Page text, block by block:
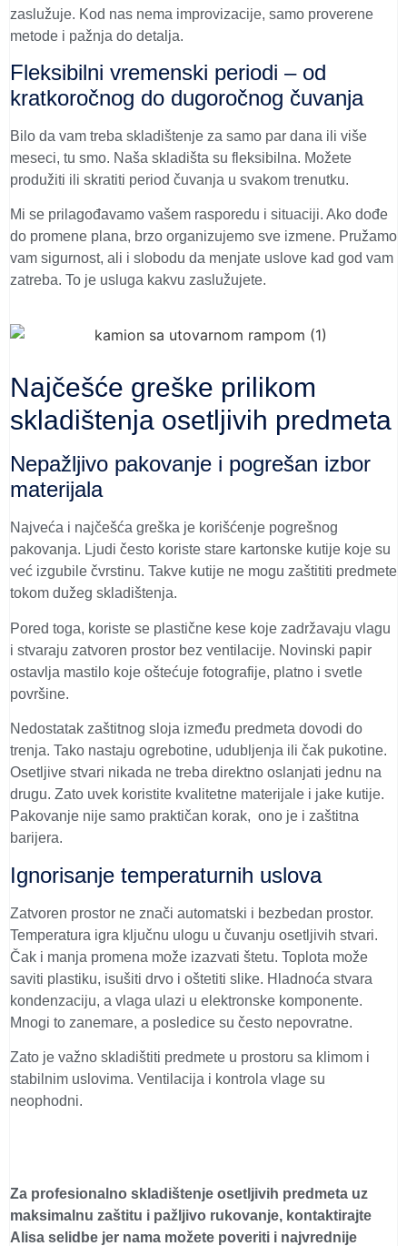
zaslužuje. Kod nas nema improvizacije, samo proverene
metode i pažnja do detalja.
Fleksibilni vremenski periodi – od
kratkoročnog do dugoročnog čuvanja
Bilo da vam treba skladištenje za samo par dana ili više
meseci, tu smo. Naša skladišta su fleksibilna. Možete
produžiti ili skratiti period čuvanja u svakom trenutku.
Mi se prilagođavamo vašem rasporedu i situaciji. Ako dođe
do promene plana, brzo organizujemo sve izmene. Pružamo
vam sigurnost, ali i slobodu da menjate uslove kad god vam
zatreba. To je usluga kakvu zaslužujete.
Najčešće greške prilikom
skladištenja osetljivih predmeta
Nepažljivo pakovanje i pogrešan izbor
materijala
Najveća i najčešća greška je korišćenje pogrešnog
pakovanja. Ljudi često koriste stare kartonske kutije koje su
već izgubile čvrstinu. Takve kutije ne mogu zaštititi predmete
tokom dužeg skladištenja.
Pored toga, koriste se plastične kese koje zadržavaju vlagu
i stvaraju zatvoren prostor bez ventilacije. Novinski papir
ostavlja mastilo koje oštećuje fotografije, platno i svetle
površine.
Nedostatak zaštitnog sloja između predmeta dovodi do
trenja. Tako nastaju ogrebotine, udubljenja ili čak pukotine.
Osetljive stvari nikada ne treba direktno oslanjati jednu na
drugu. Zato uvek koristite kvalitetne materijale i jake kutije.
Pakovanje nije samo praktičan korak, ono je i zaštitna
barijera.
Ignorisanje temperaturnih uslova
Zatvoren prostor ne znači automatski i bezbedan prostor.
Temperatura igra ključnu ulogu u čuvanju osetljivih stvari.
Čak i manja promena može izazvati štetu. Toplota može
saviti plastiku, isušiti drvo i oštetiti slike. Hladnoća stvara
kondenzaciju, a vlaga ulazi u elektronske komponente.
Mnogi to zanemare, a posledice su često nepovratne.
Zato je važno skladištiti predmete u prostoru sa klimom i
stabilnim uslovima. Ventilacija i kontrola vlage su
neophodni.
Za profesionalno skladištenje osetljivih predmeta uz
maksimalnu zaštitu i pažljivo rukovanje, kontaktirajte
Alisa selidbe jer nama možete poveriti i najvrednije